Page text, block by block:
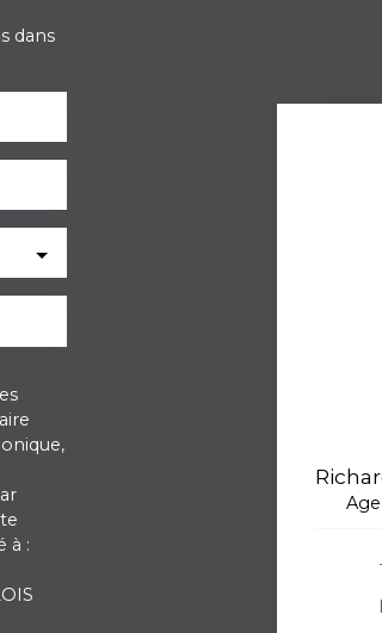
dans
à :